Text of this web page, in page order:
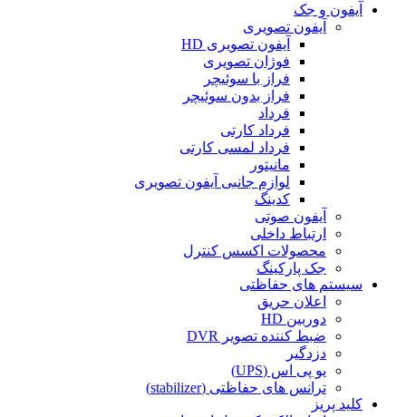
آیفون و جک
آیفون تصویری
آیفون تصویری HD
فوژان تصویری
فراز با سوئیچر
فراز بدون سوئیچر
فرداد
فرداد کارتی
فرداد لمسی کارتی
مانیتور
لوازم جانبی آیفون تصویری
کدینگ
آیفون صوتی
ارتباط داخلی
محصولات اکسس کنترل
جک پارکینگ
سیستم های حفاظتی
اعلان حریق
دوربین HD
ضبط کننده تصویر DVR
دزدگیر
یو پی اس (UPS)
ترانس های حفاظتی (stabilizer)
کلید پریز